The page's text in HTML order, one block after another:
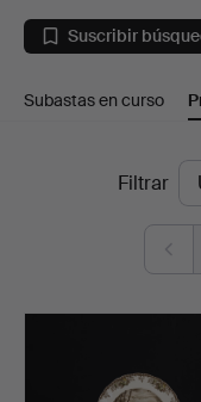
porcelana
en
Suscribir
Subastas en curso
Filtrar